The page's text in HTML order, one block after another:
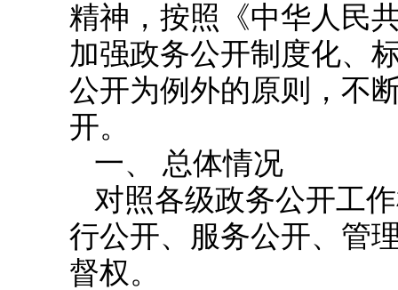
精神，按照《中华人民
加强政务公开制度化、
公开为例外的原则，不
开。
一、 总体情况
对照各级政务公开工
行公开、服务公开、管
督权。